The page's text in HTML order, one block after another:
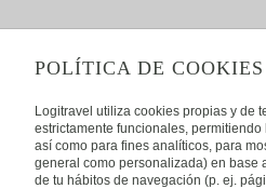
POLÍTICA DE COOKIES
Logitravel utiliza cookies propias y de
estrictamente funcionales,
así como para fines analíticos, para
general como personalizada) en base
de tu hábitos de navegación (p. ej.